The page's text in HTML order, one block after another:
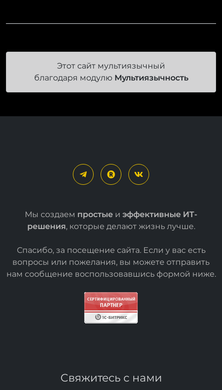
Этот сайт мультиязычный
благодаря модулю Мультиязычность
Мы создаем простые и эффективные ИТ-
решения, которые делают жизнь лучше.
Спасибо, за посещение сайта. Если у вас есть
вопросы или пожелания, вы можете отправить
нам сообщение воспользовавшись формой ниже.
Свяжитесь с нами